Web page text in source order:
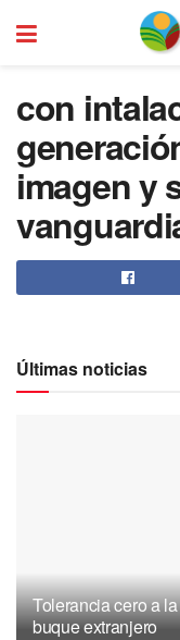
con
imagen y
Últimas noticias
Tolerancia cero a
buque extranjero